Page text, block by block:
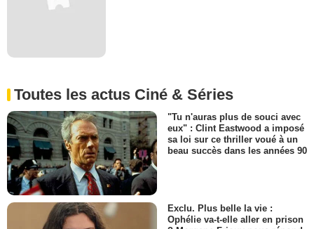
Toutes les actus Ciné & Séries
"Tu n'auras plus de souci avec
eux" : Clint Eastwood a imposé
sa loi sur ce thriller voué à un
beau succès dans les années 90
Exclu. Plus belle la vie :
Ophélie va-t-elle aller en prison